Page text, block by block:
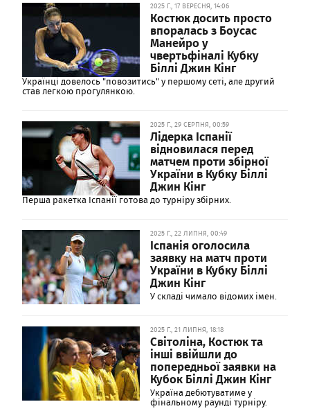
2025 Г., 17 ВЕРЕСНЯ, 14:06
Костюк досить просто
впоралась з Боусас
Манейро у
чвертьфіналі Кубку
Біллі Джин Кінг
Українці довелось "повозитись" у першому сеті, але другий
став легкою прогулянкою.
2025 Г., 29 СЕРПНЯ, 00:59
Лідерка Іспанії
відновилася перед
матчем проти збірної
України в Кубку Біллі
Джин Кінг
Перша ракетка Іспанії готова до турніру збірних.
2025 Г., 22 ЛИПНЯ, 00:49
Іспанія оголосила
заявку на матч проти
України в Кубку Біллі
Джин Кінг
У складі чимало відомих імен.
2025 Г., 21 ЛИПНЯ, 18:18
Світоліна, Костюк та
інші ввійшли до
попередньої заявки на
Кубок Біллі Джин Кінг
Україна дебютуватиме у
фінальному раунді турніру.